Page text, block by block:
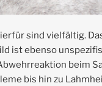
sind vielfältig.
ist ebenso
beim
bis hin zu